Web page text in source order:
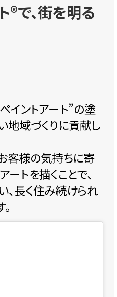
で、街を明る
イントアート”の塗
地域づくりに貢献し
客様の気持ちに寄
トを描くことで、
、長く住み続けられ